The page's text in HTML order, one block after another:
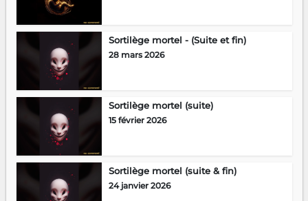
Sortilège mortel - (Suite et fin)
28 mars 2026
Sortilège mortel (suite)
15 février 2026
Sortilège mortel (suite & fin)
24 janvier 2026